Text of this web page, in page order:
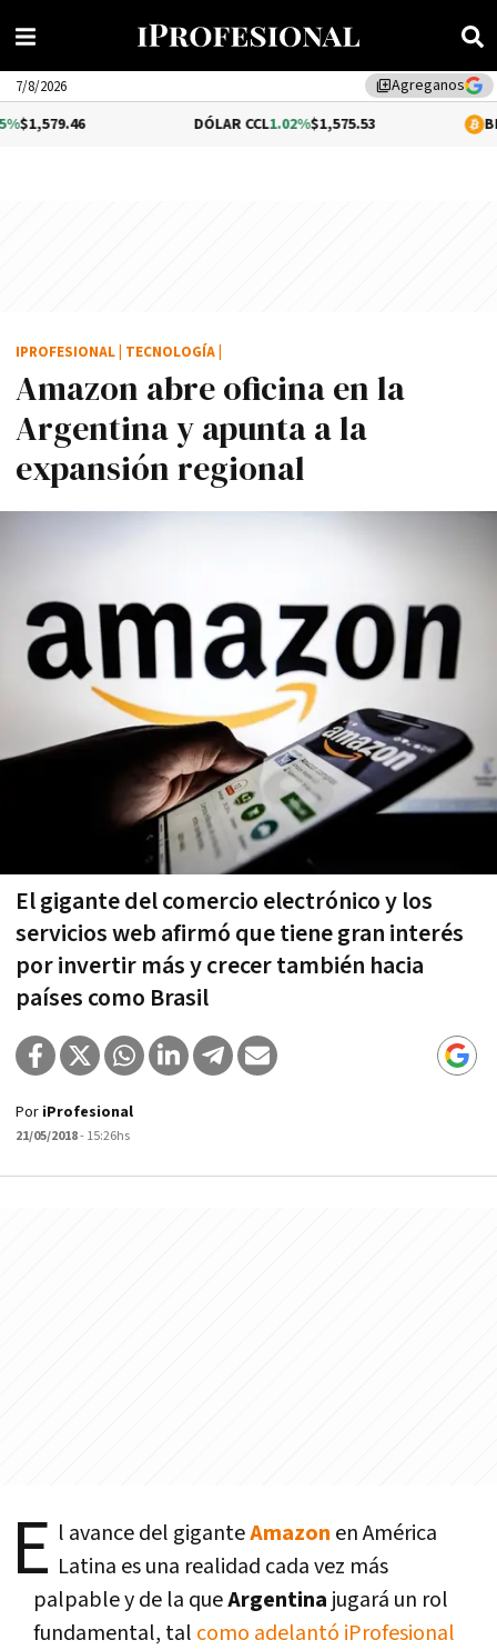
library_addAgreganos
7/8/2026
1.02%$1,575.53
Amazon abre oficina en la
Argentina y apunta a la
expansión regional
El gigante del comercio electrónico y los
servicios web afirmó que tiene gran interés
por invertir más y crecer también hacia
países como Brasil
IPROFESIONAL TECNOLOGÍA
Por iProfesional
21/05/2018- 15:26hs
E l avance del giganteAmazon en América
Latina es una realidad cada vez más
palpable y de la queArgentina jugará un rol
fundamental, tal como adelantó iProfesional